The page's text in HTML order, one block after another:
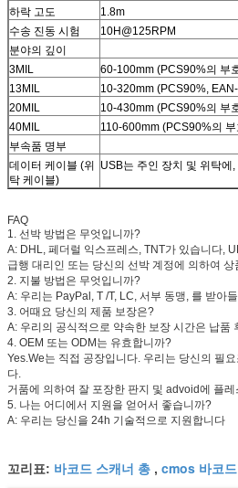
하락 고도
1.8m
수송 진동 시험
10H@125RPM
분야의 깊이
3MIL
60-100mm (PCS90%의 부
13MIL
10-320mm (PCS90%,
20MIL
10-430mm (PCS90%의 부
40MIL
110-600mm (PCS90%의
부속품 명부
데이터 케이블 (위
탁 케이블)
USB는 주인 장치 및 위탁에
FAQ
1. 선박 방법은 무엇입니까?
A: DHL, 페더럴 익스프레스, TNT가 있습니다,
급행 대리인 또는 당신의 선박 계정에 의하여
2. 지불 방법은 무엇입니까?
A: 우리는 PayPal, T /T, LC, 서부 동맹, 를 받아
3. 어때요 당신의 제품 보장은?
A: 우리의 공식적으로 약속한 보장 시간은 납품
4. OEM 또는 ODM는 유효합니까?
Yes.We는 직접 공장입니다. 우리는 당신의 필
다.
거품에 의하여 잘 포장한 판지 및 advoid에 플
5. 나는 어디에서 지원을 얻어서 좋습니까?
A: 우리는 당신을 24h 기술적으로 지원합니다
꼬리표: 바코드 스캐너 총 , cmos 바코